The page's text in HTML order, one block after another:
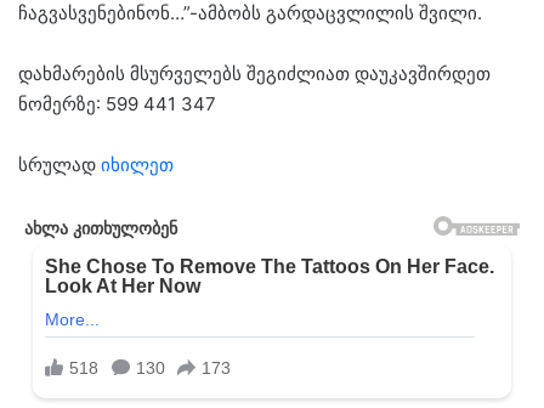
ჩაგვასვენებინონ…”-ამბობს გარდაცვლილის შვილი.
დახმარების მსურველებს შეგიძლიათ დაუკავშირდეთ
ნომერზე: 599 441 347
სრულად იხილეთ